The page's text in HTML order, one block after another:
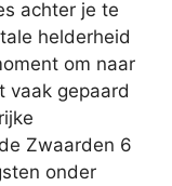
achter je te
helderheid
om naar
vaak gepaard
Zwaarden 6
onder